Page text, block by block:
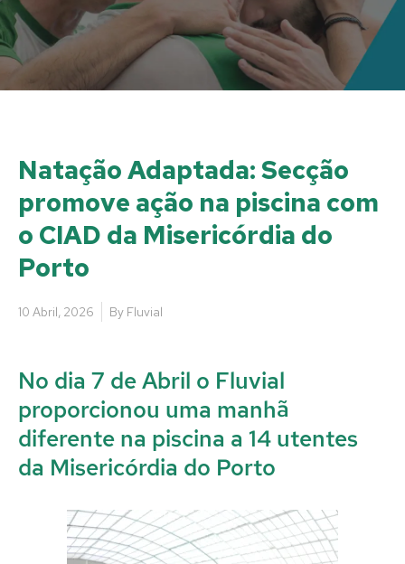
Natação Adaptada: Secção
promove ação na piscina com
o CIAD da Misericórdia do
Porto
10 Abril, 2026 By Fluvial
No dia 7 de Abril o Fluvial
proporcionou uma manhã
diferente na piscina a 14 utentes
da Misericórdia do Porto